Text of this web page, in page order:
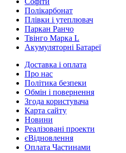
Полікарбонат
Плівки і утеплювач
Паркан Ранчо
Твінго Марка L
Акумуляторні Батареї
Доставка і оплата
Про нас
Політика безпеки
Обмін і повернення
Згода користувача
Карта сайту
Новини
Реалізовані проекти
єВідновлення
Оплата Частинами